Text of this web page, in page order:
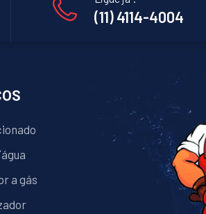
(11) 4114-4004
a gás